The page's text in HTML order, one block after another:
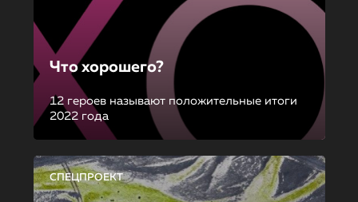
Что хорошего?
12 героев называют положительные итоги
2022 года
СПЕЦПРОЕКТ